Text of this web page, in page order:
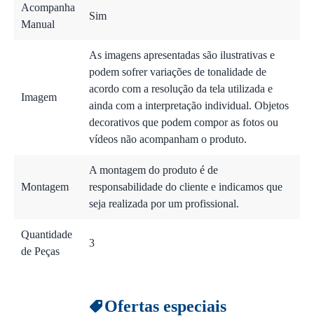
Acompanha
Manual
Sim
Imagem
As imagens apresentadas são ilustrativas e
podem sofrer variações de tonalidade de
acordo com a resolução da tela utilizada e
ainda com a interpretação individual. Objetos
decorativos que podem compor as fotos ou
vídeos não acompanham o produto.
Montagem
A montagem do produto é de
responsabilidade do cliente e indicamos que
seja realizada por um profissional.
Quantidade
de Peças
3
Ofertas especiais